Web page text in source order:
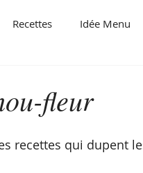
Recettes Idée Menu
fleur
recettes qui dupent